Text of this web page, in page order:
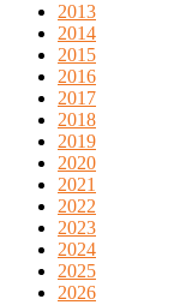
2013
2014
2015
2016
2017
2018
2019
2020
2021
2022
2023
2024
2025
2026